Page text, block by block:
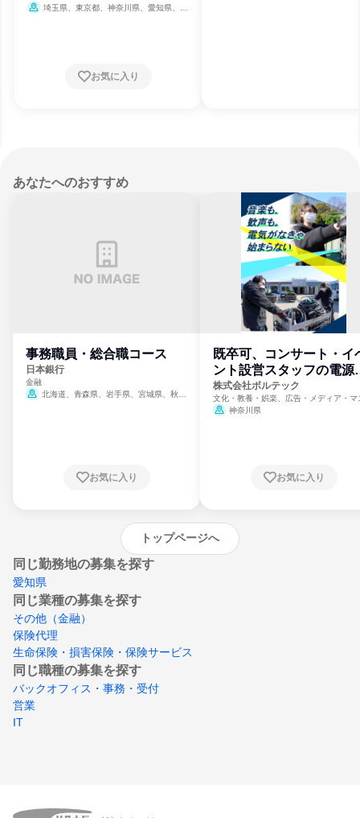
サービス埼玉県、東京都、神奈川県、愛知県、大
お気に入り
あなたへのおすすめ
事務職員・総合職コース
日本銀行
金融
北海道、青森県、岩手県、宮城県、秋田
崎県、熊本県、大分県、宮崎県、鹿児島県、
お気に入り
既卒可、コンサート・イ
ント設営スタッフの電源
門
株式会社ボルテック
文化・教養・娯楽、広告・メディア・マ
ミ、電力・ガス・水道・エネルギー
神奈川県
お気に入り
トップページへ
同じ勤務地の募集を探す
愛知県
同じ業種の募集を探す
その他（金融）
保険代理
生命保険・損害保険・保険サービス
同じ職種の募集を探す
バックオフィス・事務・受付
営業
IT